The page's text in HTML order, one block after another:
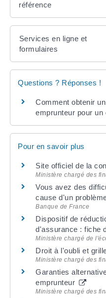
référence
Services en ligne et
formulaires
Questions ? Réponses !
Comment obtenir
emprunteur pour
Pour en savoir plus
Site officiel de la
Ministère chargé des
Vous avez des
cause d'un
Banque de France
Dispositif de
d'assurance : fiche
Ministère chargé de
Droit à l'oubli et
Ministère chargé des
Garanties
emprunteur
Ministère chargé des